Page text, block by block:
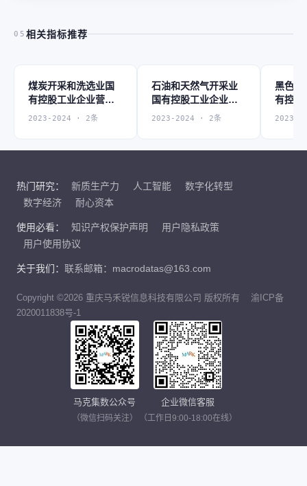
05 相关指标推荐
煤炭开采和洗选业国
有控股工业企业营业
收入
2023-2024 · 2条
石油和天然气开采业
国有控股工业企业营
业收入
2023-2024 · 2条
黑色金
有控股
收入
2023-
热门研究： 新质生产力 人工智能
数字化转型
数字经济
耐心资本
使用必看： 知识产权保护声明
用户隐私政策
用户使用协议
关于我们： 联系邮箱：macrodatas@163.com
Copyright ©2026 重庆马禾锐信息科技有限公司 版权所有
渝ICP备
2020011838号-1
马克集数公众号
（微信扫码关注）
企业微信客服
（工作日9:00-18:00在线）